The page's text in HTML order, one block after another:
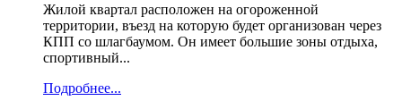
Жилой квартал расположен на огороженной
территории, въезд на которую будет организован через
КПП со шлагбаумом. Он имеет большие зоны отдыха,
спортивный...
Подробнее...